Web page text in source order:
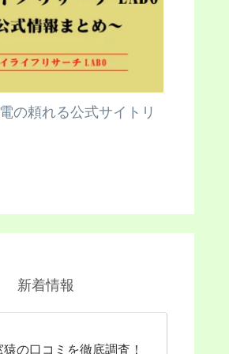
の頼れる公式サイトリ
新着情報
猿の口コミを徹底調査！